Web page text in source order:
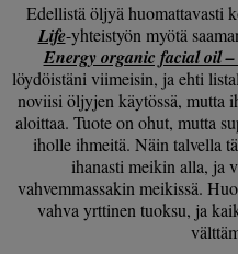
Edellistä öljyä huomattavasti
Life-yhteistyön myötä
Energy organic facial oil –
löydöistäni viimeisin, ja ehti
noviisi öljyjen käytössä, mutta
aloittaa. Tuote on ohut, mutta
iholle ihmeitä. Näin talvella
ihanasti meikin alla, ja
vahvemmassakin meikissä.
vahva yrttinen tuoksu, ja